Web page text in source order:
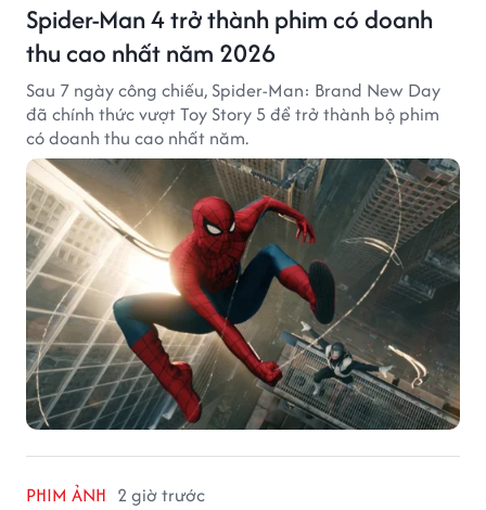
Spider-Man 4 trở thành phim có doanh
thu cao nhất năm 2026
Sau 7 ngày công chiếu, Spider-Man: Brand New Day
đã chính thức vượt Toy Story 5 để trở thành bộ phim
có doanh thu cao nhất năm.
PHIM ẢNH 2 giờ trước